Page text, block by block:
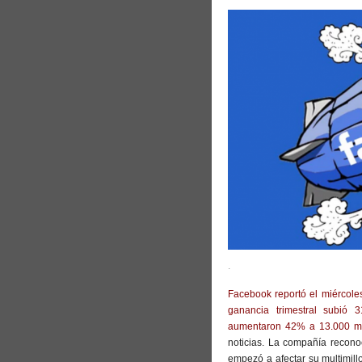
.
Facebook reportó el
ganancia trimestral subió
aumentaron 42% a 13.000
noticias. La compañía
empezó a afectar su